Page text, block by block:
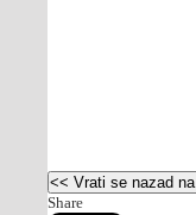
Share